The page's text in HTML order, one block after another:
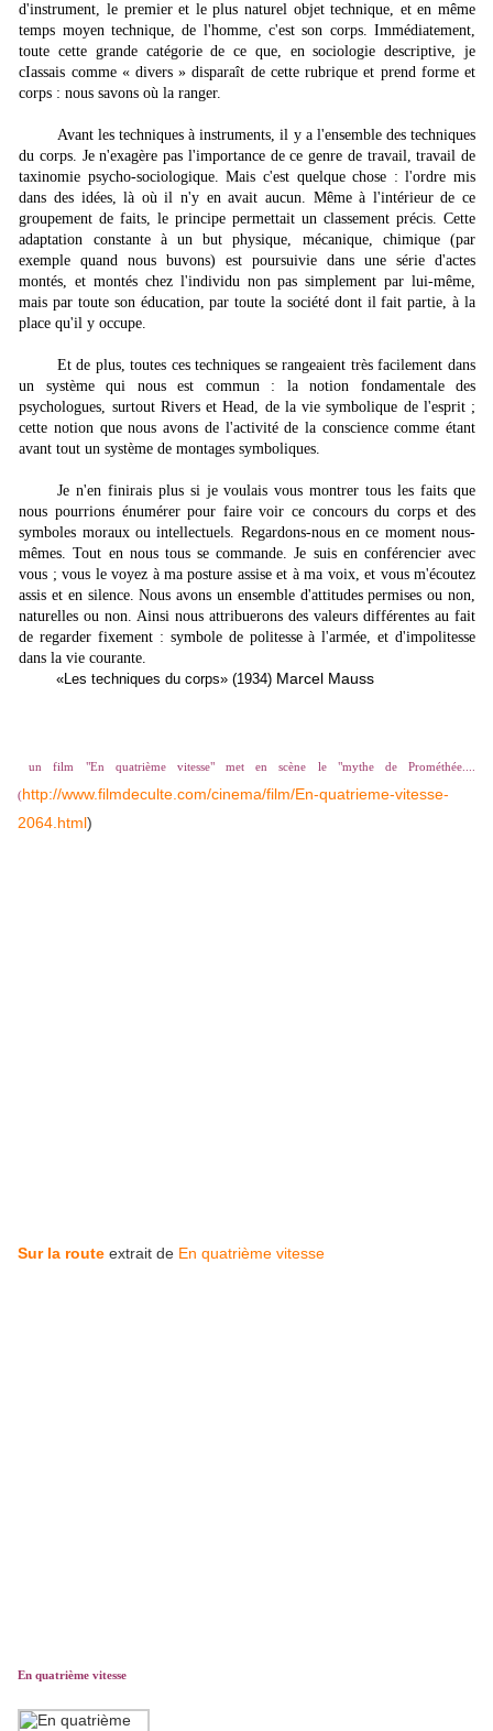
d'instrument, le premier et le plus naturel objet technique, et en même
temps moyen technique, de l'homme, c'est son corps. Immédiatement,
toute cette grande catégorie de ce que, en sociologie descriptive, je
cIassais comme « divers » disparaît de cette rubrique et prend forme et
corps : nous savons où la ranger.
Avant les techniques à instruments, il y a l'ensemble des techniques
du corps. Je n'exagère pas l'importance de ce genre de travail, travail de
taxinomie psycho-sociologique. Mais c'est quelque chose : l'ordre mis
dans des idées, là où il n'y en avait aucun. Même à l'intérieur de ce
groupement de faits, le principe permettait un classement précis. Cette
adap­tation constante à un but physique, mécanique, chimique (par
exemple quand nous buvons) est poursuivie dans une série d'actes
montés, et montés chez l'individu non pas simplement par lui-même,
mais par toute son éducation, par toute la société dont il fait partie, à la
place qu'il y occupe.
Et de plus, toutes ces techniques se rangeaient très facilement dans
un système qui nous est commun : la notion fondamentale des
psychologues, surtout Rivers et Head, de la vie symbolique de l'esprit ;
cette notion que nous avons de l'activité de la conscience comme étant
avant tout un système de montages symboliques.
Je n'en finirais plus si je voulais vous montrer tous les faits que
nous pourrions énumérer pour faire voir ce concours du corps et des
symboles moraux ou intellectuels. Regardons-nous en ce moment nous-
mêmes. Tout en nous tous se commande. Je suis en conférencier avec
vous ; vous le voyez à ma posture assise et à ma voix, et vous m'écoutez
assis et en silence. Nous avons un ensemble d'attitudes permises ou non,
naturelles ou non. Ainsi nous attribuerons des valeurs différentes au fait
de regarder fixement : symbole de politesse à l'armée, et d'impolitesse
dans la vie courante.
«Les techniques du corps» (1934)Marcel Mauss
un film "En quatrième vitesse" met en scène le "mythe de Prométhée....
(http://www.filmdeculte.com/cinema/film/En-quatrieme-vitesse-
2064.html)
Sur la route extrait de En quatrième vitesse
En quatrième vitesse